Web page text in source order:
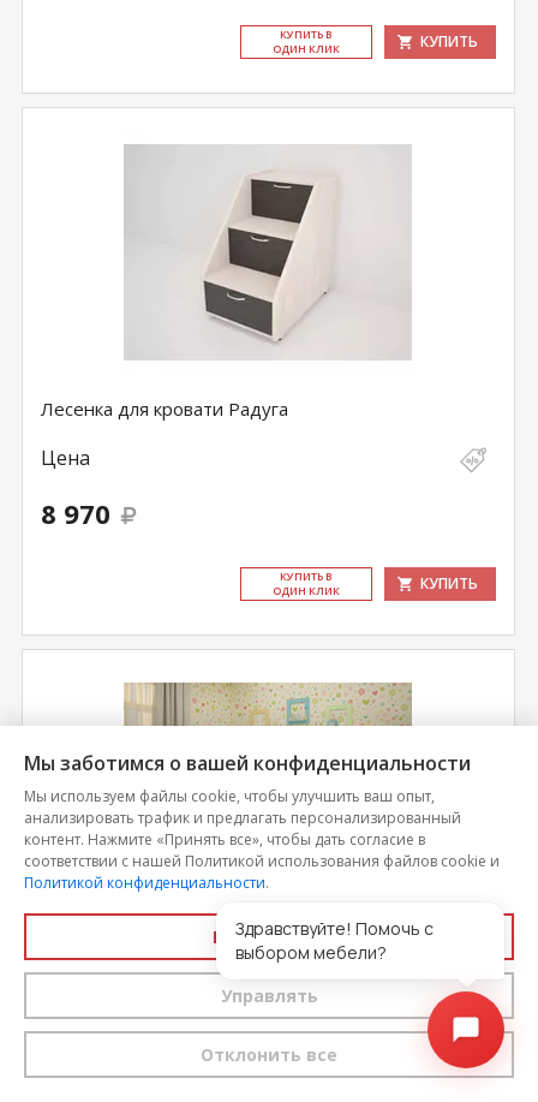
КУ­ПИТЬ В
ОДИН КЛИК
КУПИТЬ
Лесенка для кровати Радуга
Цена
8 970
КУ­ПИТЬ В
ОДИН КЛИК
КУПИТЬ
Кровать выкатная двухъярусная Радуга без ящика
и бортиков
Мы заботимся о вашей конфиденциальности
Мы используем файлы cookie, чтобы улучшить ваш опыт,
анализировать трафик и предлагать персонализированный
контент. Нажмите «Принять все», чтобы дать согласие в
соответствии с нашей Политикой использования файлов cookie и
Политикой конфиденциальности.
Принять все
Управлять
Отклонить все
Здравствуйте! Помочь с
выбором мебели?